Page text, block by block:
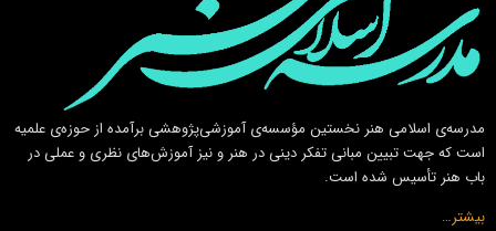
مدرسه‌ی اسلامى هنر نخستين مؤسسه‌ی آموزشى‌پژوهشى برآمده از حوزه‌ی علميه
است كه جهت تبيين مبانى تفكر دينى در هنر و نيز آموزش‌هاى نظرى و عملى در
باب هنر تأسيس شده است.
بیشتر…